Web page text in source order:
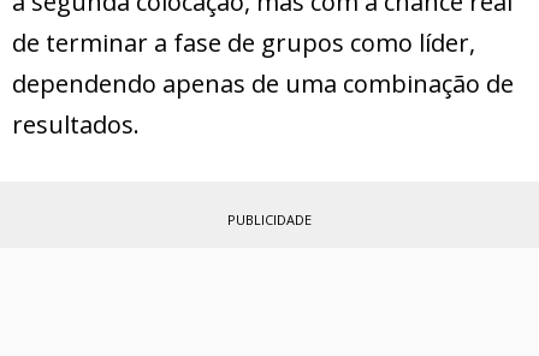
de terminar a fase de grupos como líder,
dependendo apenas de uma combinação de
resultados.
PUBLICIDADE